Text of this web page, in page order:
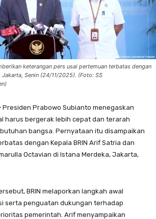
keterangan pers usai pertemuan terbatas dengan
Senin (24/11/2025). (Foto: SS
Presiden Prabowo Subianto menegaskan
harus bergerak lebih cepat dan terarah
bangsa. Pernyataan itu disampaikan
dengan Kepala BRIN Arif Satria dan
Octavian di Istana Merdeka, Jakarta,
BRIN melaporkan langkah awal
serta penguatan dukungan terhadap
pemerintah. Arif menyampaikan